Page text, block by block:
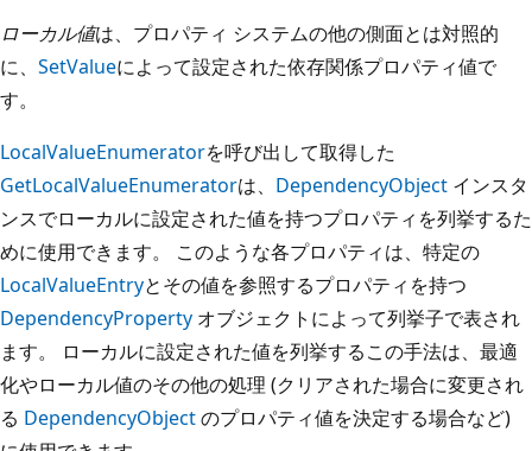
ローカル値は、プロパティ システムの他の側面とは対照的
に、 SetValueによって設定された依存関係プロパティ値で
す。
LocalValueEnumeratorを呼び出して取得した
GetLocalValueEnumeratorは、 DependencyObject インスタ
ンスでローカルに設定された値を持つプロパティを列挙するた
めに使用できます。 このような各プロパティは、特定の
LocalValueEntryとその値を参照するプロパティを持つ
DependencyProperty オブジェクトによって列挙子で表され
ます。 ローカルに設定された値を列挙するこの手法は、最適
化やローカル値のその他の処理 (クリアされた場合に変更され
る DependencyObjectのプロパティ値を決定する場合など)